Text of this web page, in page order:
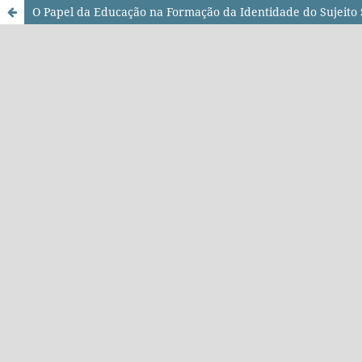
O Papel da Educação na Formação da Identidade do Sujeito